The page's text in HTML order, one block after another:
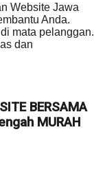
Website Jawa
Anda.
mata pelanggan.
dan
BERSAMA
MURAH